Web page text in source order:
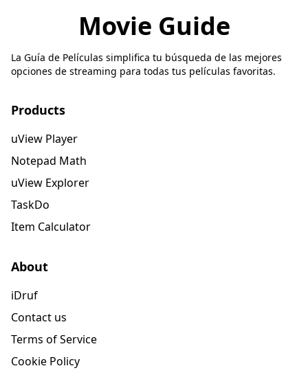
Movie Guide
La Guía de Películas simplifica tu búsqueda de las mejores
opciones de streaming para todas tus películas favoritas.
Products
uView Player
Notepad Math
uView Explorer
TaskDo
Item Calculator
About
iDruf
Contact us
Terms of Service
Cookie Policy